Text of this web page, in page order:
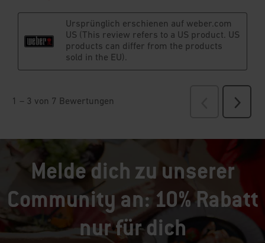
Melde dich zu unserer
Community an: 10% Rabatt
nur für dich